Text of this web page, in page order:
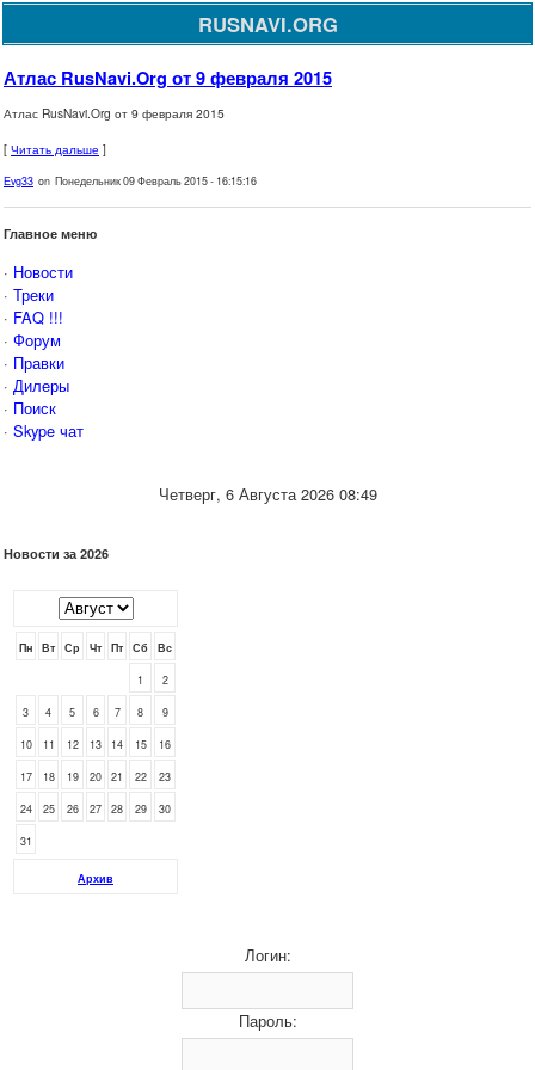
RUSNAVI.ORG
Атлас RusNavi.Org от 9 февраля 2015
Атлас RusNavi.Org от 9 февраля 2015
[ Читать дальше ]
Evg33 on Понедельник 09 Февраль 2015 - 16:15:16
Главное меню
· Новости
· Треки
· FAQ !!!
· Форум
· Правки
· Дилеры
· Поиск
· Skype чат
Четверг, 6 Августа 2026 08:49
Новости за 2026
Пн Вт Ср Чт Пт Сб Вс
1 2
3 4 5 6 7 8 9
10 11 12 13 14 15 16
17 18 19 20 21 22 23
24 25 26 27 28 29 30
31
Архив
Логин:
Пароль: